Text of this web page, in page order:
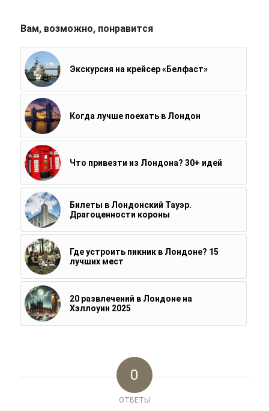
Вам, возможно, понравится
Экскурсия на крейсер «Белфаст»
Когда лучше поехать в Лондон
Что привезти из Лондона? 30+ идей
Билеты в Лондонский Тауэр.
Драгоценности короны
Где устроить пикник в Лондоне? 15
лучших мест
20 развлечений в Лондоне на
Хэллоуин 2025
0
ОТВЕТЫ